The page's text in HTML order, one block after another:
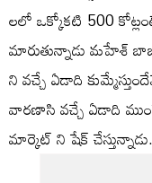
లలో ఒక్కోకటి 500
మారుతున్నాడు మహేశ్
ని వచ్చే ఏడాది
వారణాసి వచ్చే ఏడాది
మార్కెట్ ని షేక్ చేస్తున్నాడు.